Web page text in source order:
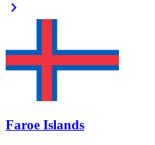
chevron_right
Faroe Islands